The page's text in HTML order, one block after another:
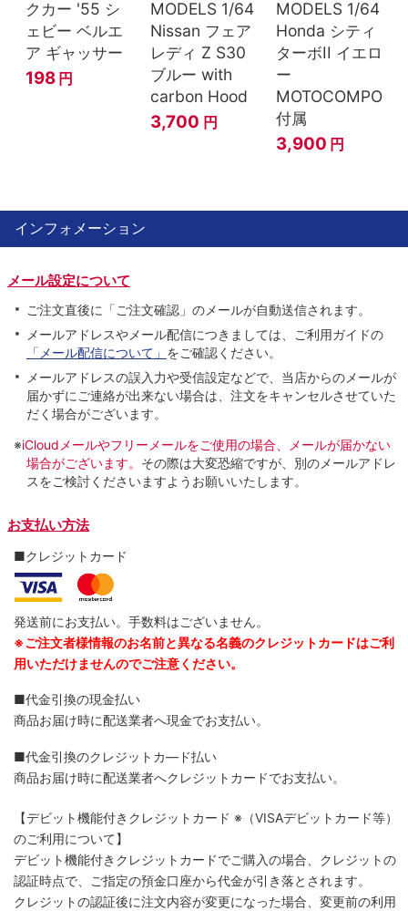
クカー '55 シ
ェビー ベルエ
ア ギャッサー
198 円
MODELS 1/64
Nissan フェア
レディ Z S30
ブルー with
carbon Hood
3,700 円
MODELS 1/64
Honda シティ
ターボII イエロ
ー
MOTOCOMPO
付属
3,900 円
インフォメーション
メール設定について
ご注文直後に「ご注文確認」のメールが自動送信されます。
メールアドレスやメール配信につきましては、ご利用ガイドの
「メール配信について」 をご確認ください。
メールアドレスの誤入力や受信設定などで、当店からのメールが
届かずにご連絡が出来ない場合は、注文をキャンセルさせていた
だく場合がございます。
※iCloudメールやフリーメールをご使用の場合、メールが届かない
場合がございます。 その際は大変恐縮ですが、別のメールアドレ
スをご検討くださいますようお願いいたします。
お支払い方法
■クレジットカード
発送前にお支払い。手数料はございません。
※ご注文者様情報のお名前と異なる名義のクレジットカードはご利
用いただけませんのでご注意ください。
■代金引換の現金払い
商品お届け時に配送業者へ現金でお支払い。
■代金引換のクレジットカ―ド払い
商品お届け時に配送業者へクレジットカードでお支払い。
【デビット機能付きクレジットカード ※（VISAデビットカード等）
のご利用について】
デビット機能付きクレジットカードでご購入の場合、クレジットの
認証時点で、ご指定の預金口座から代金が引き落とされます。
クレジットの認証後に注文内容が変更になった場合、変更前の利用